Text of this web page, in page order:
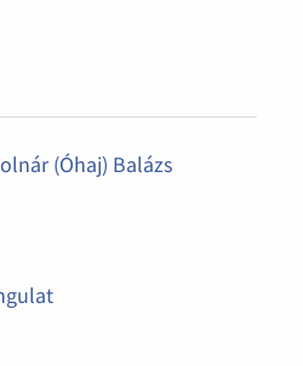
(Óhaj) Balázs